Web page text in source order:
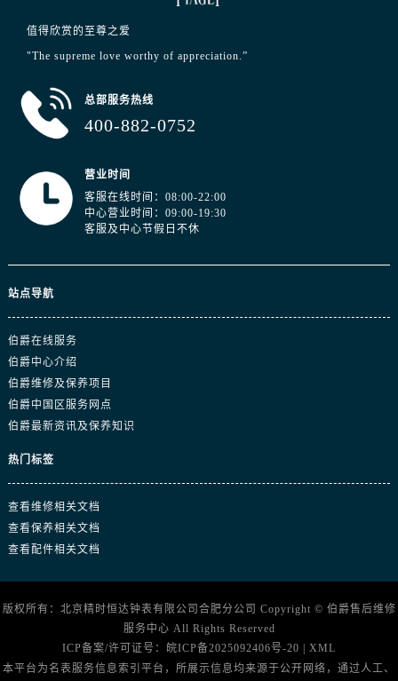
值得欣赏的至尊之爱
"The supreme love worthy of appreciation.”
总部服务热线
400-882-0752
营业时间
客服在线时间：08:00-22:00
中心营业时间：09:00-19:30
客服及中心节假日不休
站点导航
伯爵在线服务
伯爵中心介绍
伯爵维修及保养项目
伯爵中国区服务网点
伯爵最新资讯及保养知识
热门标签
查看维修相关文档
查看保养相关文档
查看配件相关文档
版权所有：北京精时恒达钟表有限公司合肥分公司 Copyright © 伯爵售后维修
服务中心 All Rights Reserved
ICP备案/许可证号： 皖ICP备2025092406号-20 | XML
本平台为名表服务信息索引平台，所展示信息均来源于公开网络，通过人工、